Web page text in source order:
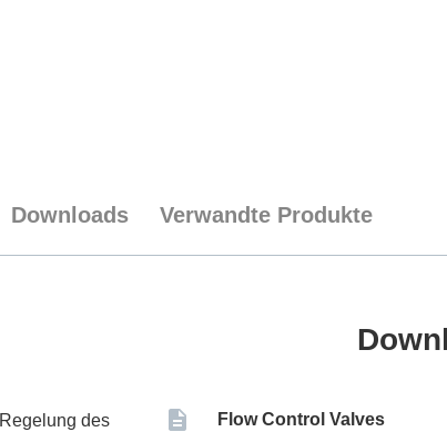
Downloads Verwandte Produkte
des
Flow Control Valves